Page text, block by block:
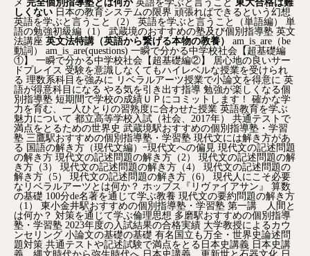
メ 完全個別指導塾とは何か 英語を学ぶと言うこと 東大合格は難
しくない 日本の教育システムの限界 頑張ればできるという幻想
英語を学ぶと言うこと（2）
英語を学ぶと言うこと（単語編）
単
語の勉強初級編（1）
武蔵境のおすすめの塾及び個別指導塾 英文
法講座 英文法特講（英語から繋げる本物の教養）
am_is_are（be
動詞）
am_is_are(questions) 一瞬で分かる中学校社会【超基礎編
①】
一瞬で分かる中学校社会【超基礎編②】
居心地の良いサー
ドプレイス 受験を意識しなくてもハイレベルな授業を受けられ
る 理数系科目を強みに リベラルアーツ授業で小論文を得意に 英
語が得意科目になる やる気を引き出す指導 勉強が楽しくなる個
別指導塾 短期間で学校の成績ＵＰにコミットします！
確かな学
力を育む、一人ひとりの習熟度に合わせた授業 英語教育を学ぶ
魅力について 都立高等学校入試（社会、2017年）
共通テストで
満点をとるための世界史 武蔵境駅おすすめの個別指導塾・学習
塾 三鷹駅おすすめの個別指導塾・学習塾 現代文には解き方があ
る 国語の解き方（現代文編）ｰ現代文への偏見 現代文の記述問題
の解き方 現代文の記述問題の解き方（2）
現代文の記述問題の解
き方（3）
現代文の記述問題の解き方（4）
現代文の記述問題の
解き方（5）
現代文の記述問題の解き方（6）
現代人にこそ必要
なリベラルアーツとは何か？ ホッブス『リヴァイアサン』
算数
の基礎 100分de名著を通じて学ぶ教養 現代文の要約問題の解き方
（1）
東小金井駅おすすめの個別指導塾・学習塾 第一講 人間と
は何か？ 対策を通じて学ぶ倫理思想 多磨駅おすすめの個別指導
塾・学習塾 2023年度の入試結果の合格実績 大学教授によるカウ
ンセリング 小論文の基礎の基礎 有名国立も万全・世界史論述問
題対策 共通テストや記述試験で満点をとる日本史講義 日本史講